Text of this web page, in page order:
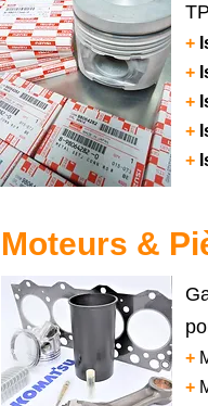
+
+
+
+
+
Moteurs &
+
+